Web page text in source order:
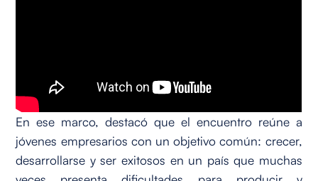
En ese marco, destacó que el encuentro reúne a
jóvenes empresarios con un objetivo común: crecer,
desarrollarse y ser exitosos en un país que muchas